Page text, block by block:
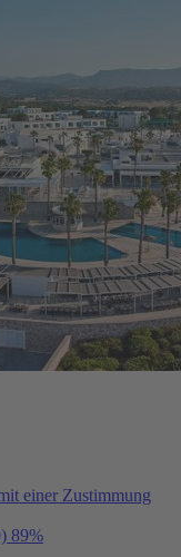
einer Zustimmung
89%